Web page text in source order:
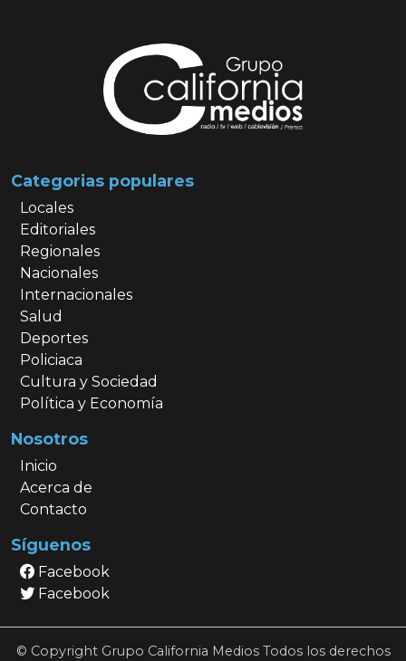
Categorias populares
Locales
Editoriales
Regionales
Nacionales
Internacionales
Salud
Deportes
Policiaca
Cultura y Sociedad
Política y Economía
Nosotros
Inicio
Acerca de
Contacto
Síguenos
Facebook
Facebook
© Copyright Grupo California Medios Todos los derechos